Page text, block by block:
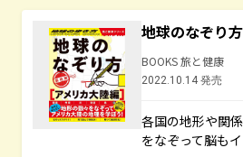
地球のなぞり
BOOKS 旅と健康
2022.10.14 発売
各国の地形や関
をなぞって脳もイ